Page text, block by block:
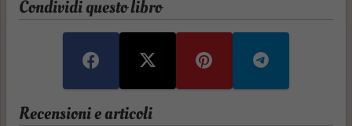
Condividi questo libro
Recensioni e articoli